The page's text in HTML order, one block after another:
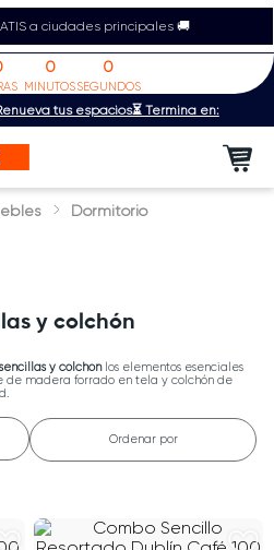
a ciudades principales 🚚
tus espacios⏳ Termina en:
0
MINUTOS
0
SEGUNDOS
Dormitorio
y colchón
y colchónlos elementos esenciales
de madera forrado en tela y colchón de
Ordenar por